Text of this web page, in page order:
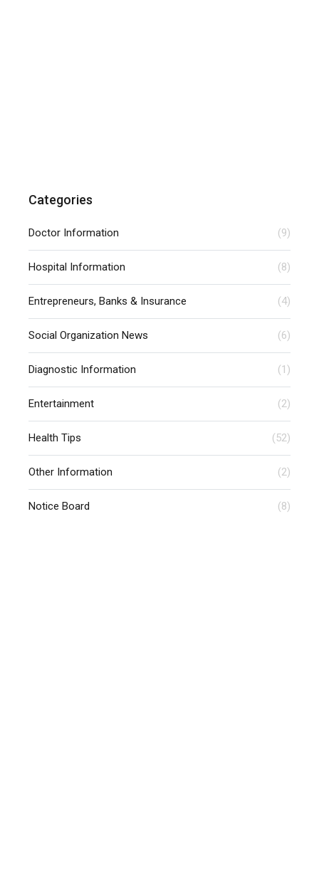
Categories
Doctor Information (9)
Hospital Information (8)
Entrepreneurs, Banks & Insurance (4)
Social Organization News (6)
Diagnostic Information (1)
Entertainment (2)
Health Tips (52)
Other Information (2)
Notice Board (8)